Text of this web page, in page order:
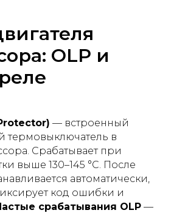
OLP и
— встроенный
термовыключатель в
Срабатывает при
выше 130–145 °С. После
автоматически,
код ошибки и
срабатывания OLP —